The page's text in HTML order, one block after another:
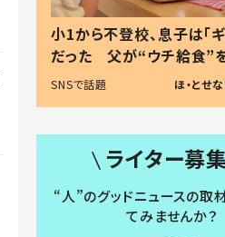
小1から不登校、息子は「ギ
だった 父が“ウチ給食”
る理由とは #令和の親 #
SNSで話題 ほ・とせ
ライター募集
“人”のグッドニュースの取
てみませんか？